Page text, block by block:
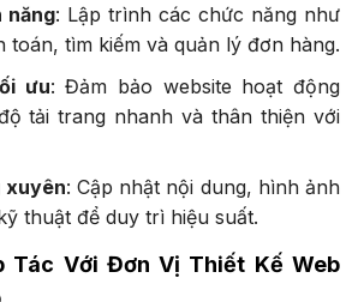
năng: Lập trình các chức năng như
toán, tìm kiếm và quản lý đơn hàng.
ưu: Đảm bảo website hoạt động
tải trang nhanh và thân thiện với
xuyên: Cập nhật nội dung, hình ảnh
thuật để duy trì hiệu suất.
Tác Với Đơn Vị Thiết Kế Web